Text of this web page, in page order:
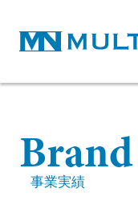
Brand
事業実績